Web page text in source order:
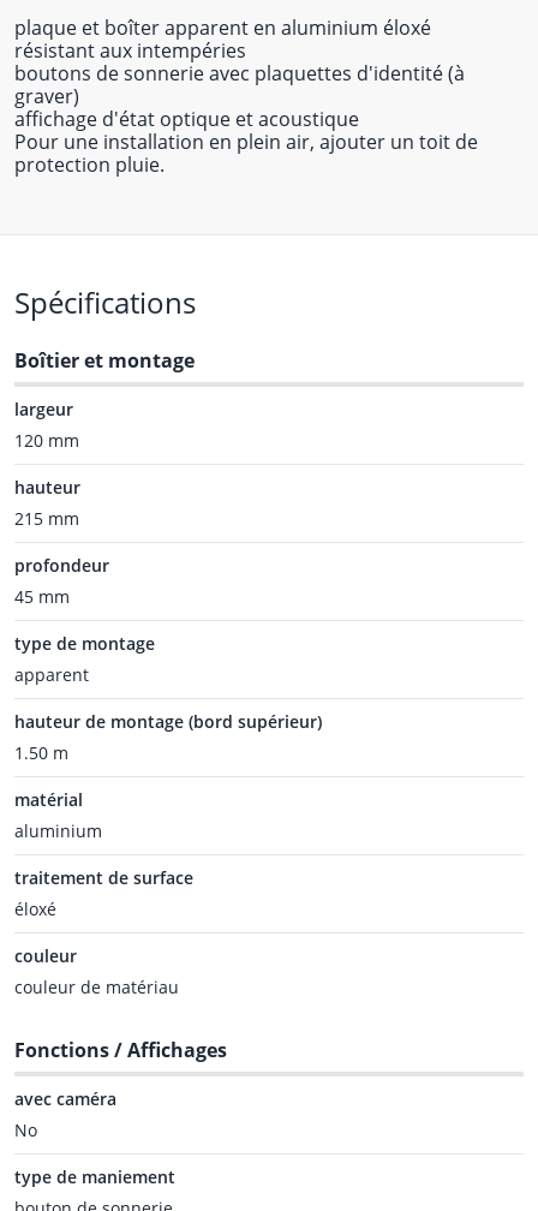
plaque et boîter apparent en aluminium éloxé
résistant aux intempéries
boutons de sonnerie avec plaquettes d'identité (à
graver)
affichage d'état optique et acoustique
Pour une installation en plein air, ajouter un toit de
protection pluie.
Spécifications
Boîtier et montage
largeur
120 mm
hauteur
215 mm
profondeur
45 mm
type de montage
apparent
hauteur de montage (bord supérieur)
1.50 m
matérial
aluminium
traitement de surface
éloxé
couleur
couleur de matériau
Fonctions / Affichages
avec caméra
No
type de maniement